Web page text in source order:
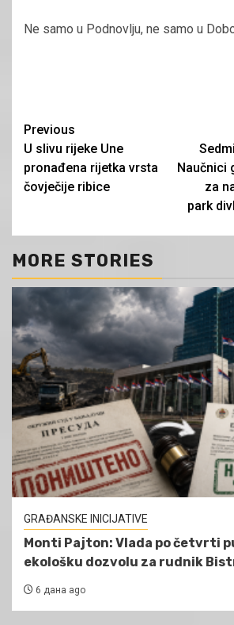
Ne samo u Podnovlju, ne samo u
Continue
Reading
Previous
U slivu rijeke Une
pronađena rijetka vrsta
čovječije ribice
Naučnici
za
park
MORE STORIES
GRAĐANSKE INICIJATIVE
Monti Pajton: Vlada po četvrti
ekološku dozvolu za rudnik
6 дана ago